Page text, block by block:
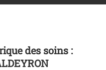
des soins :